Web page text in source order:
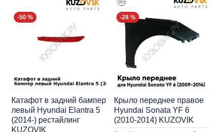
-50 %
Катафот в задний бампер
левый Hyundai Elantra 5
(2014-) рестайлинг
KUZOVIK
-28 %
Крыло переднее правое
Hyundai Sonata YF 6
(2010-2014) KUZOVIK